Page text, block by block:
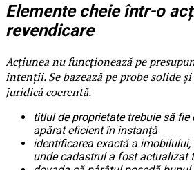
Elemente cheie într-o
revendicare
Acțiunea nu funcționează pe
intenții. Se bazează pe probe solide
juridică coerentă.
titlul de proprietate trebuie să fie
apărat eficient în instanță
identificarea exactă a
unde cadastrul a fost actualizat